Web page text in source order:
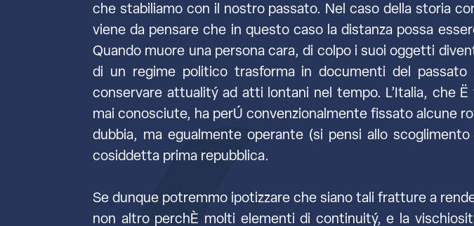
che stabiliamo con il nostro passato. Nel caso della storia
viene da pensare che in questo caso la distanza possa
Quando muore una persona cara, di colpo i suoi oggetti
di un regime politico trasforma in documenti del
conservare attualitý ad atti lontani nel tempo. L’Italia, che
mai conosciute, ha perÚ convenzionalmente fissato alcune
dubbia, ma egualmente operante (si pensi allo
cosiddetta prima repubblica.
Se dunque potremmo ipotizzare che siano tali fratture a
non altro perchÈ molti elementi di continuitý, e la